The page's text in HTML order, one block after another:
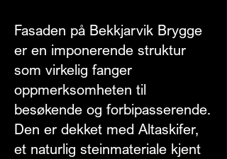
Fasaden på Bekkjarvik Brygge
er en imponerende struktur
som virkelig fanger
oppmerksomheten til
besøkende og forbipasserende.
Den er dekket med Altaskifer,
et naturlig steinmateriale kjent